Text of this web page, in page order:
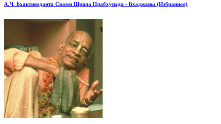
А.Ч. Бхактиведанта Свами Шрила Прабхупада - Бхаджаны (Избранное)